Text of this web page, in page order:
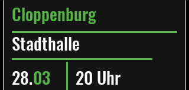
Cloppenburg
Stadthalle
28.03 20 Uhr